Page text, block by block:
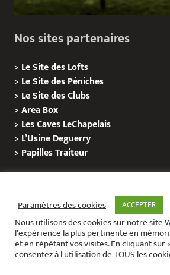
Nos sites partenaires
> Le Site des Lofts
> Le Site des Péniches
> Le Site des Clubs
>Area Box
> Les Caves LeChapelais
> L’Usine Deguerry
> PapillesTraiteur
Paramètres des cookies ACCEPTER
Nous utilisons des cookies sur notre site
l'expérience la plus pertinente en
et en répétant vos visites. En cliquant sur
consentez à l'utilisation de TOUS les